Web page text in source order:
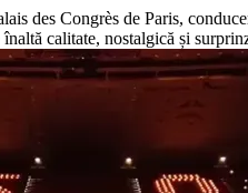
des Congrès de Paris,
calitate, nostalgică și